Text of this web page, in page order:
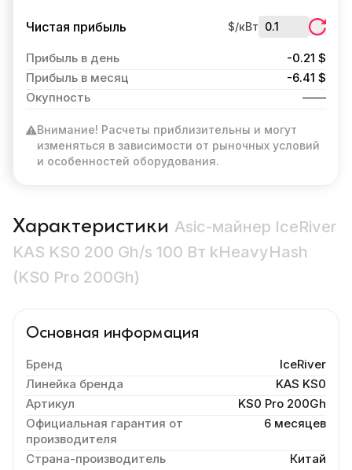
Чистая прибыль $/кВт
Прибыль в день
-0.21 $
Прибыль в месяц
-6.41 $
Окупность
Внимание! Расчеты приблизительны и могут
изменяться в зависимости от рыночных условий
и особенностей оборудования.
Характеристики Asic-майнер IceRiver
KAS KS0 200 Gh/s 100 Вт kHeavyHash
(KS0 Pro 200Gh)
Основная информация
Бренд
IceRiver
Линейка бренда
KAS KS0
Артикул
KS0 Pro 200Gh
Официальная гарантия от
производителя
6 месяцев
Страна-производитель
Китай